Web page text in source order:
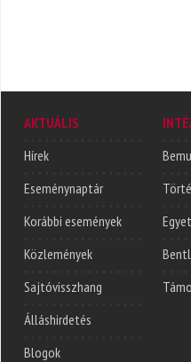
AKTUÁLIS
Hírek
Eseménynaptár
Korábbi események
Közlemények
Sajtóvisszhang
Álláshirdetés
Blogok